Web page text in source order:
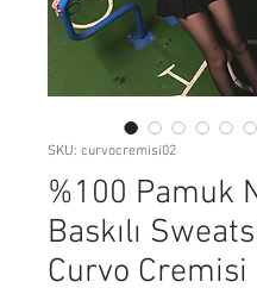
SKU: curvocremisi02
%100 Pamuk
Baskılı
Curvo Cremisi